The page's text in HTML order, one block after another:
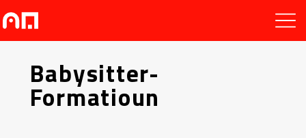
Babysitter-
Formatioun